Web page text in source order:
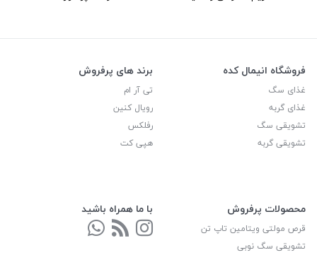
فروشگاه انیمال کده
غذای سگ
غذای گربه
تشویقی سگ
تشویقی گربه
برند های پرفروش
تی آر ام
رویال کنین
رفلکس
هپی کت
محصولات پرفروش
قرص مولتی ویتامین تاپ تن
تشویقی سگ نوبی
با ما همراه باشید